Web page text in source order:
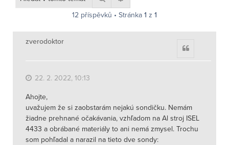
12 příspěvků • Stránka 1 z 1
zverodoktor
22. 2. 2022, 10:13
Ahojte,
uvažujem že si zaobstarám nejakú sondičku. Nemám
žiadne prehnané očakávania, vzhľadom na Al stroj ISEL
4433 a obrábané materiály to ani nemá zmysel. Trochu
som pohľadal a narazil na tieto dve sondy: